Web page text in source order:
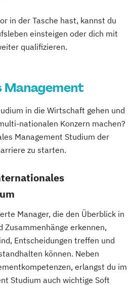
(DE/EN) Controlling
Computing (DE/EN)
Digital Health
and Intrapreneurship
Diätetik
Pädagogik
Management
Automotive Engineering
Krankenpflege
/ eHealth
im Tourismus
und
Social Business
and HR Management
Making
& Mobile Security
IT-Recht & Management
in der Tasche hast, kannst du
einsteigen oder dich mit
qualifizieren.
in die Wirtschaft gehen und
nationalen Konzern machen?
Management Studium der
zu starten.
Manager, die den Überblick in
Zusammenhänge erkennen,
Entscheidungen treffen und
können. Neben
erlangst du im
Studium auch wichtige Soft